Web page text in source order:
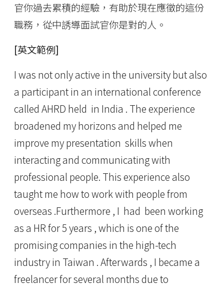
官你過去累積的經驗，有助於現在應徵的這份
職務，從中誘導面試官你是對的人。
[英文範例]
I was not only active in the university but also
a participant in an international conference
called AHRD held in India . The experience
broadened my horizons and helped me
improve my presentation skills when
interacting and communicating with
professional people. This experience also
taught me how to work with people from
overseas .Furthermore , I had been working
as a HR for 5 years , which is one of the
promising companies in the high-tech
industry in Taiwan . Afterwards , I became a
freelancer for several months due to